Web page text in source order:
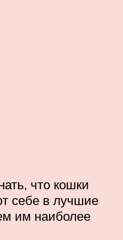
что кошки
себе в лучшие
им наиболее